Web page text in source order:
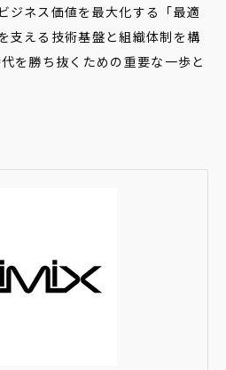
ジネス価値を最大化する「最適
支える技術基盤と組織体制を構
を勝ち抜くための重要な一歩と